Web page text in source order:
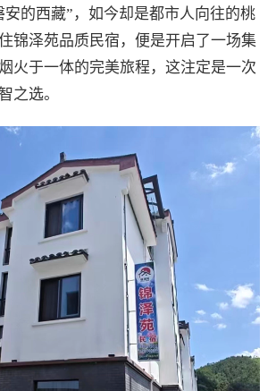
安的西藏”，如今却是都市人向往的桃
锦泽苑品质民宿，便是开启了一场集
火于一体的完美旅程，这注定是一次
之选。